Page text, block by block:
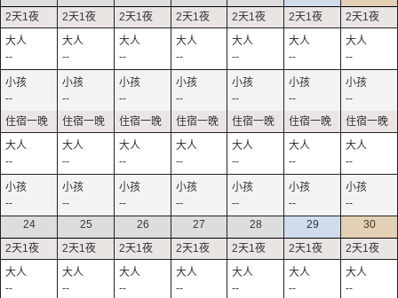
--
--
--
--
--
--
--
--
--
--
--
--
--
--
--
--
--
--
--
--
--
--
--
--
--
--
--
--
24
--
25
--
26
--
27
--
28
--
29
--
30
--